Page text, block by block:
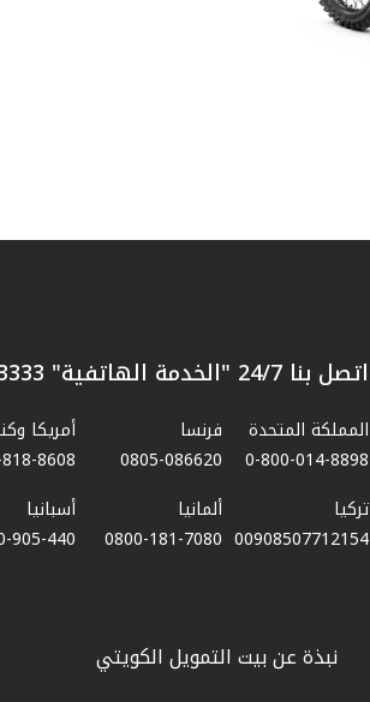
اتصل بنا 24/7 "الخدمة الهاتفية" 1803333
المملكة المتحدة
0-800-014-8898
فرنسا
0805-086620
أمريكا
8608
تركيا
00908507712154​
ألمانيا
0800-181-7080
أسبانيا
905-440
نبذة عن بيت التمويل الكويتي